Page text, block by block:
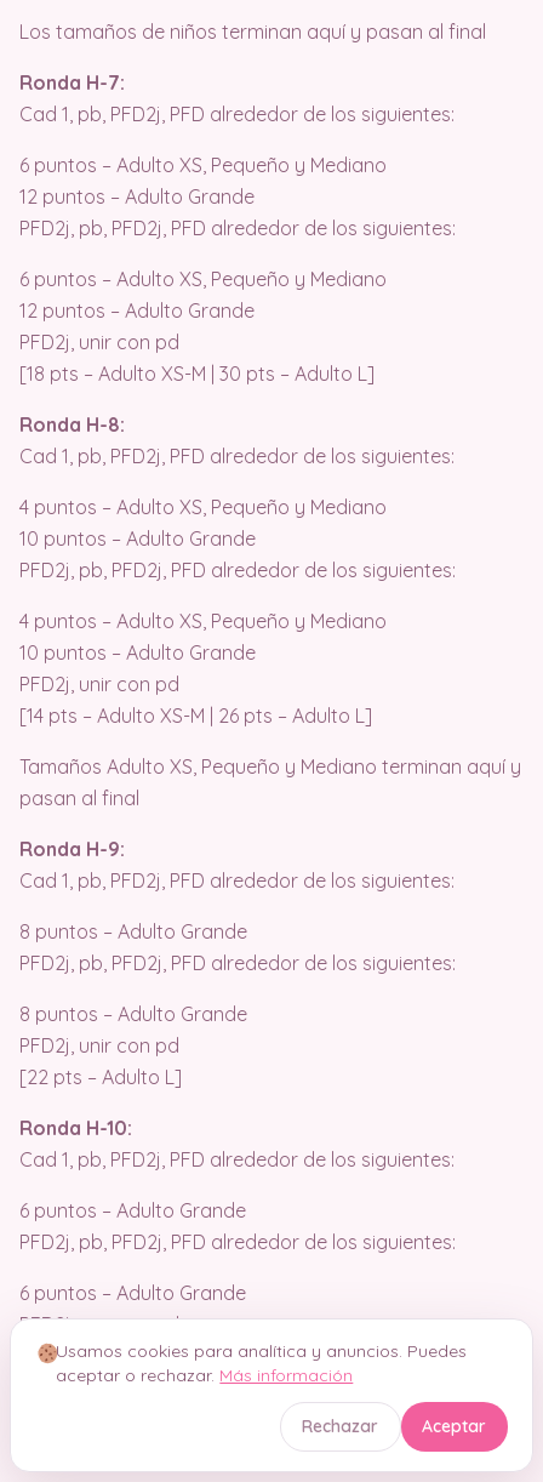
Los tamaños de niños terminan aquí y pasan al final
Ronda H-7:
Cad 1, pb, PFD2j, PFD alrededor de los siguientes:
6 puntos – Adulto XS, Pequeño y Mediano
12 puntos – Adulto Grande
PFD2j, pb, PFD2j, PFD alrededor de los siguientes:
6 puntos – Adulto XS, Pequeño y Mediano
12 puntos – Adulto Grande
PFD2j, unir con pd
[18 pts – Adulto XS-M | 30 pts – Adulto L]
Ronda H-8:
Cad 1, pb, PFD2j, PFD alrededor de los siguientes:
4 puntos – Adulto XS, Pequeño y Mediano
10 puntos – Adulto Grande
PFD2j, pb, PFD2j, PFD alrededor de los siguientes:
4 puntos – Adulto XS, Pequeño y Mediano
10 puntos – Adulto Grande
PFD2j, unir con pd
[14 pts – Adulto XS-M | 26 pts – Adulto L]
Tamaños Adulto XS, Pequeño y Mediano terminan aquí y
pasan al final
Ronda H-9:
Cad 1, pb, PFD2j, PFD alrededor de los siguientes:
8 puntos – Adulto Grande
PFD2j, pb, PFD2j, PFD alrededor de los siguientes:
8 puntos – Adulto Grande
PFD2j, unir con pd
[22 pts – Adulto L]
Ronda H-10:
Cad 1, pb, PFD2j, PFD alrededor de los siguientes:
6 puntos – Adulto Grande
PFD2j, pb, PFD2j, PFD alrededor de los siguientes:
6 puntos – Adulto Grande
PFD2j, unir con pd
[18 pts – Adulto L]
Dar vuelta al calcetín y cerrar el talón con pd
Usamos cookies para analítica y anuncios. Puedes
aceptar o rechazar. Más información
Rechazar Aceptar